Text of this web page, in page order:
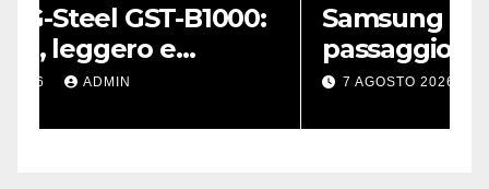
Samsung semplifica il
passaggio da iPhone: passa
WhatsApp e c’è l’assistenza
7 AGOSTO 2026